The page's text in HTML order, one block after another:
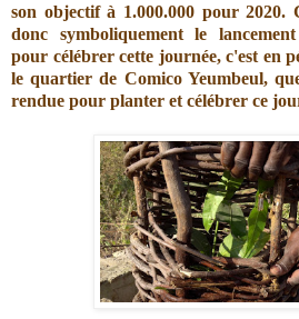
son objectif à 1.000.000 pour 2020.
donc symboliquement le
pour célébrer cette journée, c'est en
le quartier de Comico Yeumbeul,
rendue pour planter et célébrer ce